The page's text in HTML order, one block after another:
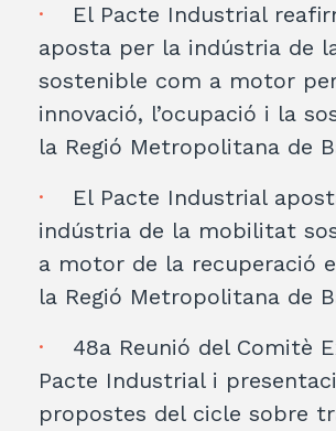
El Pacte Industrial
aposta per la indústria de
sostenible com a motor
innovació, l’ocupació i la
la Regió Metropolitana de
El Pacte Industrial
indústria de la mobilitat
a motor de la recuperació
la Regió Metropolitana de
48a Reunió del Comitè
Pacte Industrial i
propostes del cicle sobre